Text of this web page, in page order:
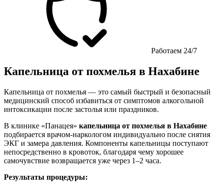
Работаем 24/7
Капельница от похмелья в Нахабине
Капельница от похмелья — это самый быстрый и безопасный
медицинский способ избавиться от симптомов алкогольной
интоксикации после застолья или праздников.
В клинике «Панацея» капельница от похмелья в Нахабине
подбирается врачом-наркологом индивидуально после снятия
ЭКГ и замера давления. Компоненты капельницы поступают
непосредственно в кровоток, благодаря чему хорошее
самочувствие возвращается уже через 1–2 часа.
Результаты процедуры: